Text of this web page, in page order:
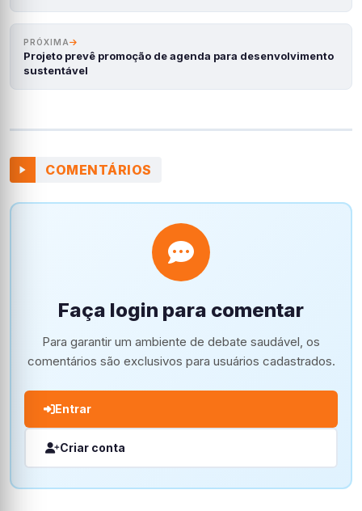
PRÓXIMA
Projeto prevê promoção de agenda para desenvolvimento
sustentável
COMENTÁRIOS
Faça login para comentar
Para garantir um ambiente de debate saudável, os
comentários são exclusivos para usuários cadastrados.
Entrar
Criar conta